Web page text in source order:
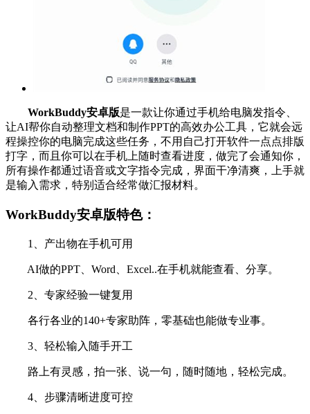
WorkBuddy安卓版是一款让你通过手机给电脑发指令、
让AI帮你自动整理文档和制作PPT的高效办公工具，它就会远
程操控你的电脑完成这些任务，不用自己打开软件一点点排版
打字，而且你可以在手机上随时查看进度，做完了会通知你，
所有操作都通过语音或文字指令完成，界面干净清爽，上手就
是输入需求，特别适合经常做汇报材料。
WorkBuddy安卓版特色：
1、产出物在手机可用
AI做的PPT、Word、Excel..在手机就能查看、分享。
2、专家经验一键复用
各行各业的140+专家助阵，零基础也能做专业事。
3、轻松输入随手开工
路上有灵感，拍一张、说一句，随时随地，轻松完成。
4、步骤清晰进度可控